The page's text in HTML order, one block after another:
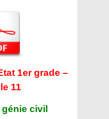
1er grade –
11
génie civil